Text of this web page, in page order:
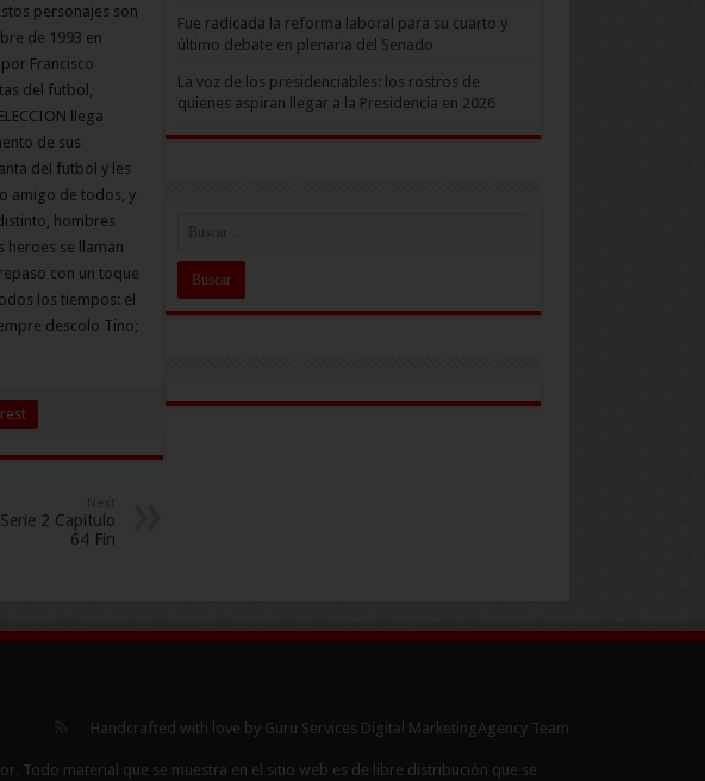
personajes son
de 1993 en
Francisco
del futbol,
llega
de sus
del futbol y les
amigo de todos, y
hombres
heroes se llaman
con un toque
los tiempos: el
descolo Tino;
2 Capitulo
64 Fin
Fue radicada la reforma laboral para su cuarto y
último debate en plenaria del Senado
La voz de los presidenciables: los rostros de
quienes aspiran llegar a la Presidencia en 2026
Handcrafted with love by Guru Services Digital MarketingAgencyTeam
Todo material que se muestra en el sitio web es de libre distribución que se